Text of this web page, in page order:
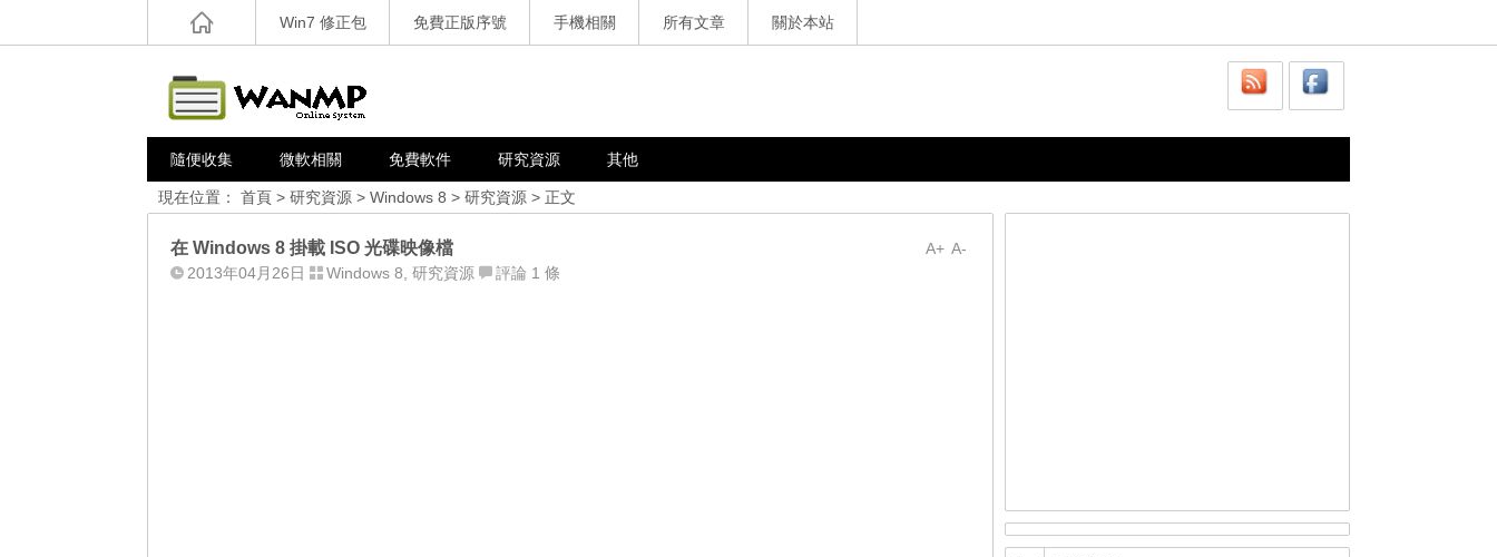
Win7 修正包 免費正版序號 手機相關 所有文章 關於本站
隨便收集 微軟相關 免費軟件 研究資源 其他
現在位置： 首頁 > 研究資源 > Windows 8 > 研究資源 > 正文
A-
A+
在 Windows 8 掛載 ISO 光碟映像檔
2013年04月26日 Windows 8 研究資源 評論 1 條